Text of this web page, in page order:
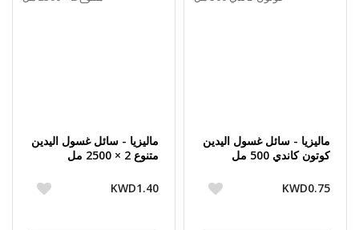
ماليزيا - سائل غسول اليدين
كوتون كاندي 500 مل
KWD0.75
ماليزيا - سائل غسول اليدين
متنوع 2 × 2500 مل
KWD1.40